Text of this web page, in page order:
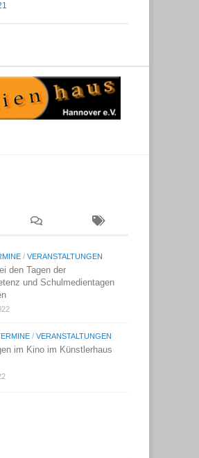
/VERANSTALTUNGEN
den Tagen der
und Schulmedientagen
/VERANSTALTUNGEN
im Kino im Künstlerhaus